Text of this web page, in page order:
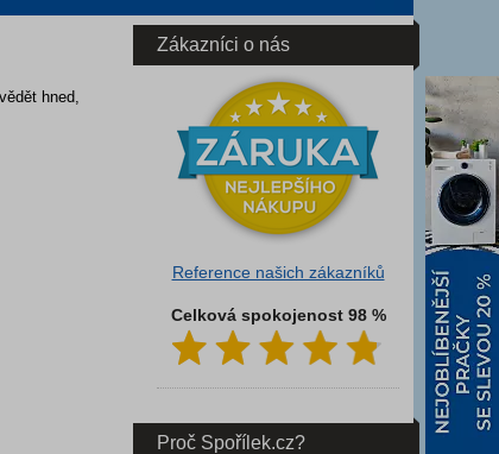
hned,
Zákazníci o nás
Reference našich zákazníků
Celková spokojenost 98 %
Proč Spořílek.cz?